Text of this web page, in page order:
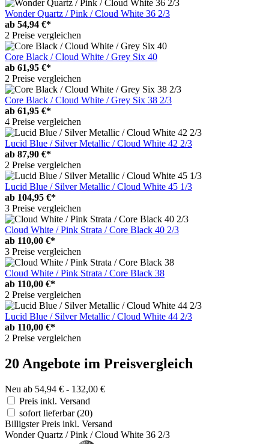
Wonder Quartz / Pink / Cloud White 36 2/3
ab 54,94 €*
2 Preise vergleichen
Core Black / Cloud White / Grey Six 40
ab 61,95 €*
2 Preise vergleichen
Core Black / Cloud White / Grey Six 38 2/3
ab 61,95 €*
4 Preise vergleichen
Lucid Blue / Silver Metallic / Cloud White 42 2/3
ab 87,90 €*
2 Preise vergleichen
Lucid Blue / Silver Metallic / Cloud White 45 1/3
ab 104,95 €*
3 Preise vergleichen
Cloud White / Pink Strata / Core Black 40 2/3
ab 110,00 €*
3 Preise vergleichen
Cloud White / Pink Strata / Core Black 38
ab 110,00 €*
2 Preise vergleichen
Lucid Blue / Silver Metallic / Cloud White 44 2/3
ab 110,00 €*
2 Preise vergleichen
20 Angebote im Preisvergleich
Neu ab 54,94 € - 132,00 €
Preis inkl. Versand
sofort lieferbar(20)
Billigster Preis inkl. Versand
Wonder Quartz / Pink / Cloud White 36 2/3